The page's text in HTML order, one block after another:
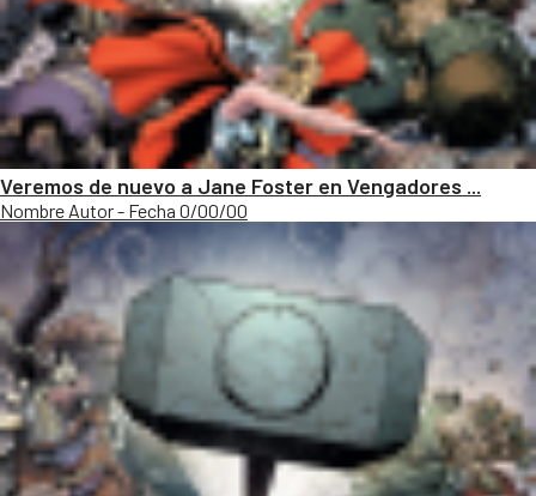
Veremos de nuevo a Jane Foster en Vengadores ...
Nombre Autor - Fecha 0/00/00